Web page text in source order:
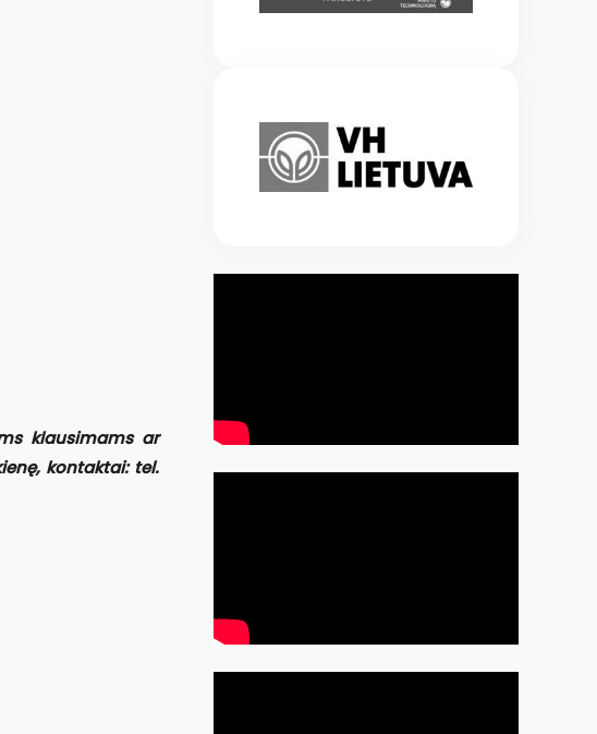
klausimams ar
kontaktai: tel.